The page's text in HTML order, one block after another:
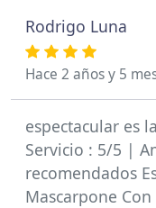
Rodrigo Luna
Hace 2 años y 5
espectacular es
Servicio : 5/5 |
recomendados
Mascarpone